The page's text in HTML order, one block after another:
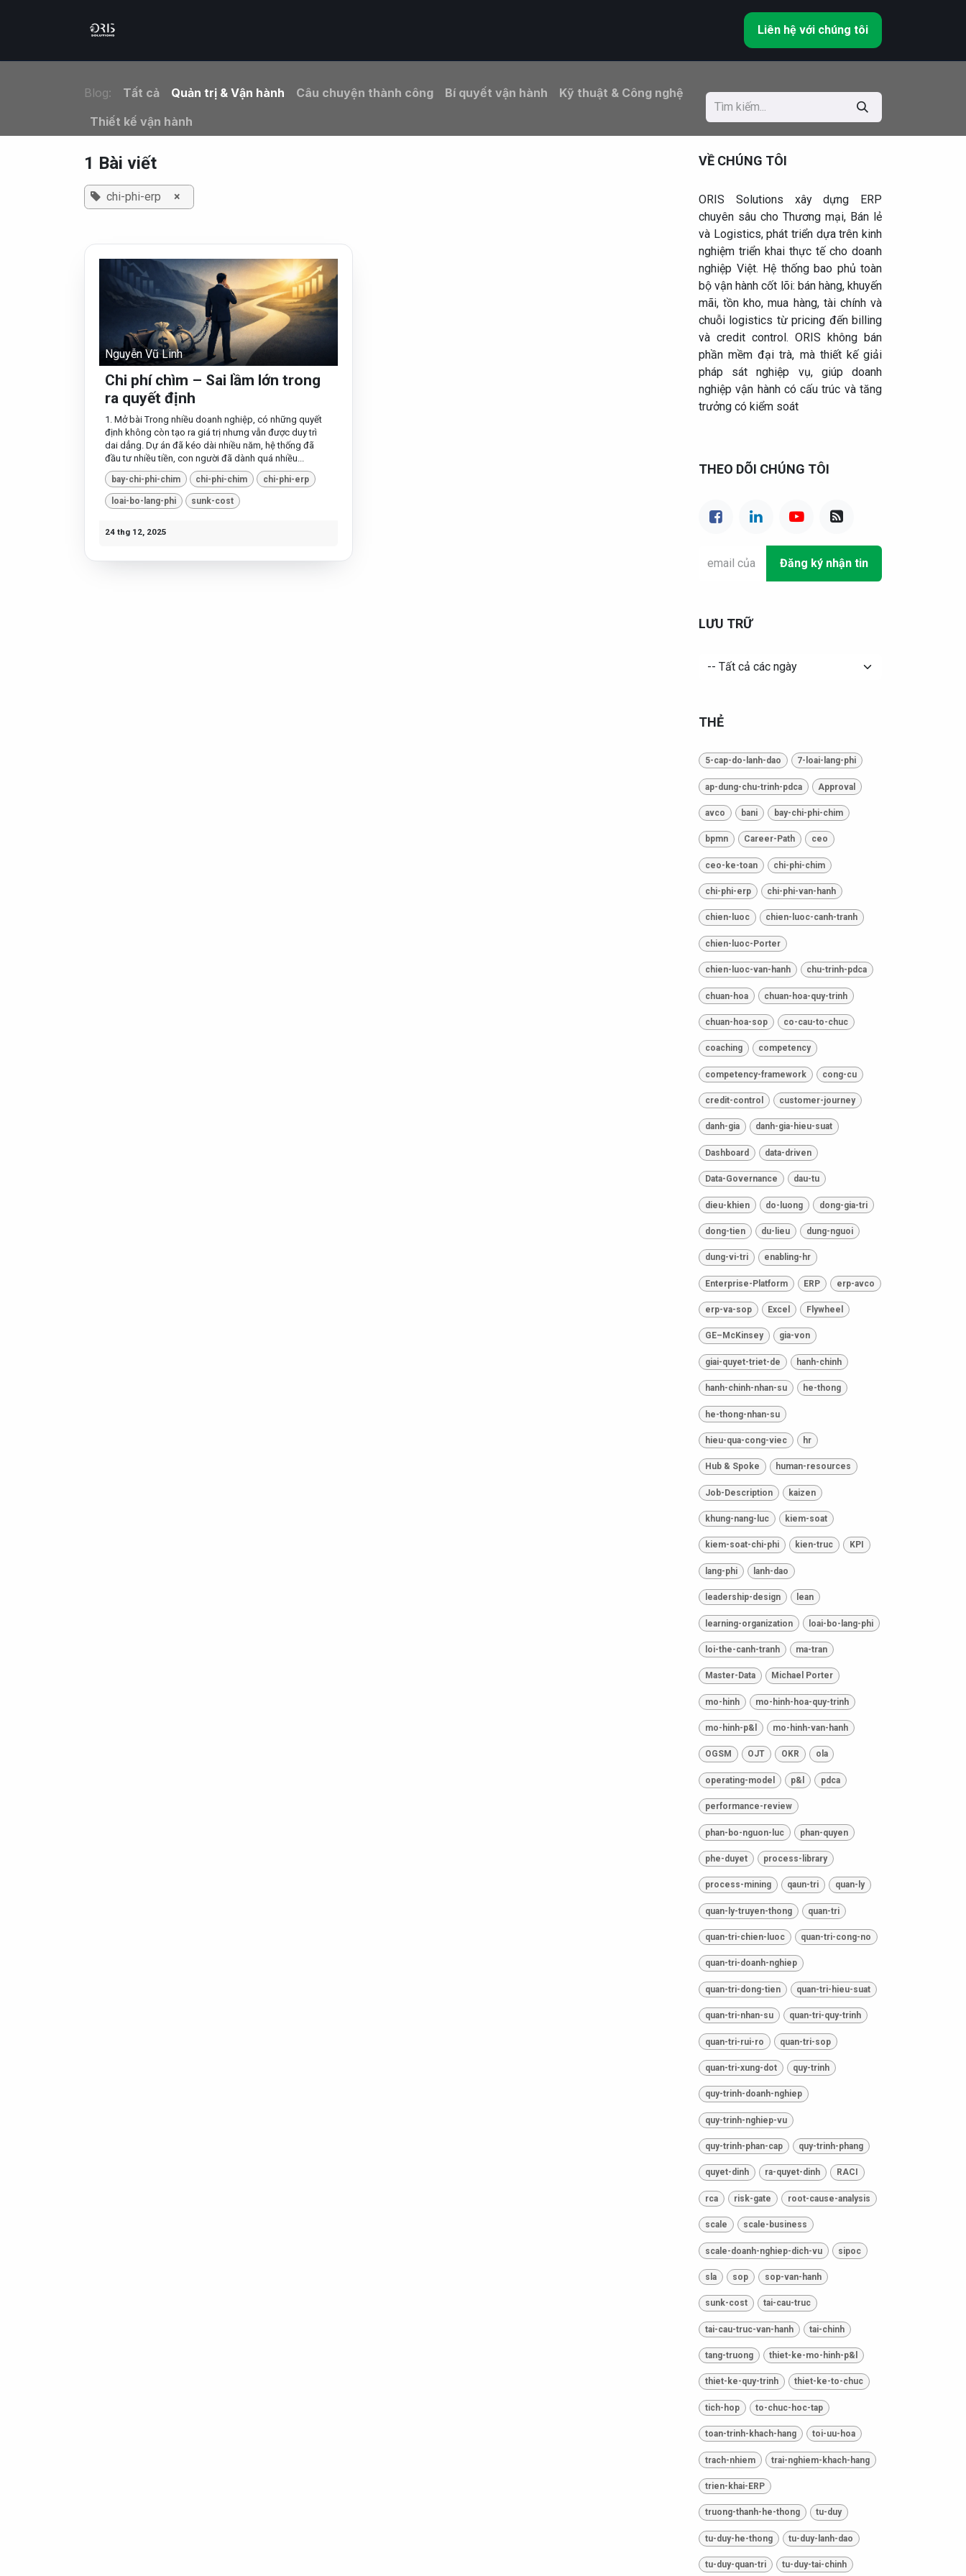
Liên hệ với chúng tôi
Blog: Tất cả Quản trị & Vận hành Câu chuyện thành công Bí quyết vận hành
Kỹ thuật & Công nghệ
Thiết kế vận hành
1 Bài viết
chi-phi-erp ×
Nguyễn Vũ Linh
Chi phí chìm – Sai lầm lớn trong
ra quyết định
1. Mở bài Trong nhiều doanh nghiệp, có những quyết
định không còn tạo ra giá trị nhưng vẫn được duy trì
dai dẳng. Dự án đã kéo dài nhiều năm, hệ thống đã
đầu tư nhiều tiền, con người đã dành quá nhiều...
bay-chi-phi-chim chi-phi-chim chi-phi-erp
loai-bo-lang-phi sunk-cost
24 thg 12, 2025
VỀ CHÚNG TÔI
ORIS Solutions xây dựng ERP
chuyên sâu cho Thương mại, Bán lẻ
và Logistics, phát triển dựa trên kinh
nghiệm triển khai thực tế cho doanh
nghiệp Việt. Hệ thống bao phủ toàn
bộ vận hành cốt lõi: bán hàng, khuyến
mãi, tồn kho, mua hàng, tài chính và
chuỗi logistics từ pricing đến billing
và credit control. ORIS không bán
phần mềm đại trà, mà thiết kế giải
pháp sát nghiệp vụ, giúp doanh
nghiệp vận hành có cấu trúc và tăng
trưởng có kiểm soát
THEO DÕI CHÚNG TÔI
Đăng ký nhận tin
LƯU TRỮ
THẺ
5-cap-do-lanh-dao 7-loai-lang-phi
ap-dung-chu-trinh-pdca Approval
avco bani bay-chi-phi-chim
bpmn Career-Path ceo
ceo-ke-toan chi-phi-chim
chi-phi-erp chi-phi-van-hanh
chien-luoc chien-luoc-canh-tranh
chien-luoc-Porter
chien-luoc-van-hanh chu-trinh-pdca
chuan-hoa chuan-hoa-quy-trinh
chuan-hoa-sop co-cau-to-chuc
coaching competency
competency-framework cong-cu
credit-control customer-journey
danh-gia danh-gia-hieu-suat
Dashboard data-driven
Data-Governance dau-tu
dieu-khien do-luong dong-gia-tri
dong-tien du-lieu dung-nguoi
dung-vi-tri enabling-hr
Enterprise-Platform ERP erp-avco
erp-va-sop Excel Flywheel
GE–McKinsey gia-von
giai-quyet-triet-de hanh-chinh
hanh-chinh-nhan-su he-thong
he-thong-nhan-su
hieu-qua-cong-viec hr
Hub & Spoke human-resources
Job-Description kaizen
khung-nang-luc kiem-soat
kiem-soat-chi-phi kien-truc KPI
lang-phi lanh-dao
leadership-design lean
learning-organization loai-bo-lang-phi
loi-the-canh-tranh ma-tran
Master-Data Michael Porter
mo-hinh mo-hinh-hoa-quy-trinh
mo-hinh-p&l mo-hinh-van-hanh
OGSM OJT OKR ola
operating-model p&l pdca
performance-review
phan-bo-nguon-luc phan-quyen
phe-duyet process-library
process-mining qaun-tri quan-ly
quan-ly-truyen-thong quan-tri
quan-tri-chien-luoc quan-tri-cong-no
quan-tri-doanh-nghiep
quan-tri-dong-tien quan-tri-hieu-suat
quan-tri-nhan-su quan-tri-quy-trinh
quan-tri-rui-ro quan-tri-sop
quan-tri-xung-dot quy-trinh
quy-trinh-doanh-nghiep
quy-trinh-nghiep-vu
quy-trinh-phan-cap quy-trinh-phang
quyet-dinh ra-quyet-dinh RACI
rca risk-gate root-cause-analysis
scale scale-business
scale-doanh-nghiep-dich-vu sipoc
sla sop sop-van-hanh
sunk-cost tai-cau-truc
tai-cau-truc-van-hanh tai-chinh
tang-truong thiet-ke-mo-hinh-p&l
thiet-ke-quy-trinh thiet-ke-to-chuc
tich-hop to-chuc-hoc-tap
toan-trinh-khach-hang toi-uu-hoa
trach-nhiem trai-nghiem-khach-hang
trien-khai-ERP
truong-thanh-he-thong tu-duy
tu-duy-he-thong tu-duy-lanh-dao
tu-duy-quan-tri tu-duy-tai-chinh